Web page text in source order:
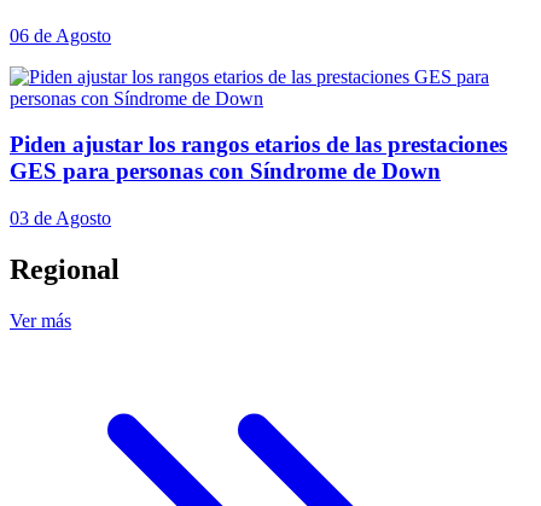
06 de Agosto
Piden ajustar los rangos etarios de las prestaciones
GES para personas con Síndrome de Down
03 de Agosto
Regional
Ver más